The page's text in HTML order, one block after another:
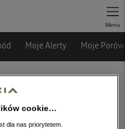
Moje Alerty Moje
cookie…
dla nas priorytetem.